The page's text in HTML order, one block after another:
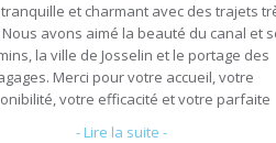
:
5/5
et charmant avec des trajets
avons aimé la beauté du canal et
la ville de Josselin et le portage des
Merci pour votre accueil, votre
votre efficacité et votre parfaite
- Lire la suite -